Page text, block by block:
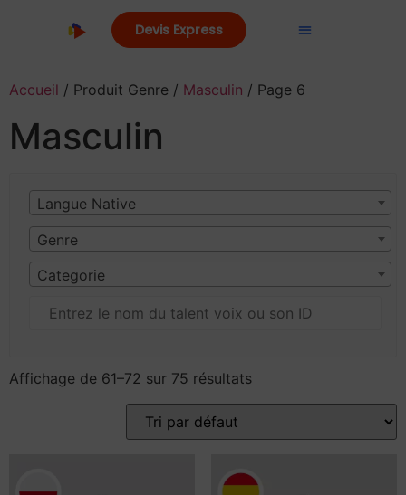
Devis Express
Accueil / Produit Genre / Masculin / Page 6
Masculin
Langue Native
Genre
Categorie
Affichage de 61–72 sur 75 résultats